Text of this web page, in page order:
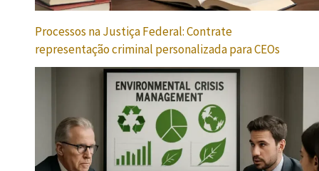
Processos na Justiça Federal: Contrate
representação criminal personalizada para CEOs